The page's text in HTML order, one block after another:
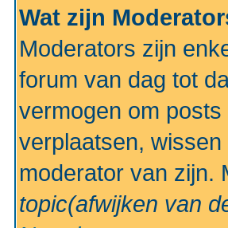
Wat zijn
Moderators zijn
forum van dag tot
vermogen om
verplaatsen,
moderator van zijn.
topic(afwijken van